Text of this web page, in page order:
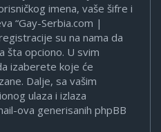
imena, vaše šifre i
“Gay-Serbia.com |
su na nama da
šta opciono. U svim
izaberete koje će
Dalje, sa vašim
ulaza i izlaza
ova generisanih phpBB